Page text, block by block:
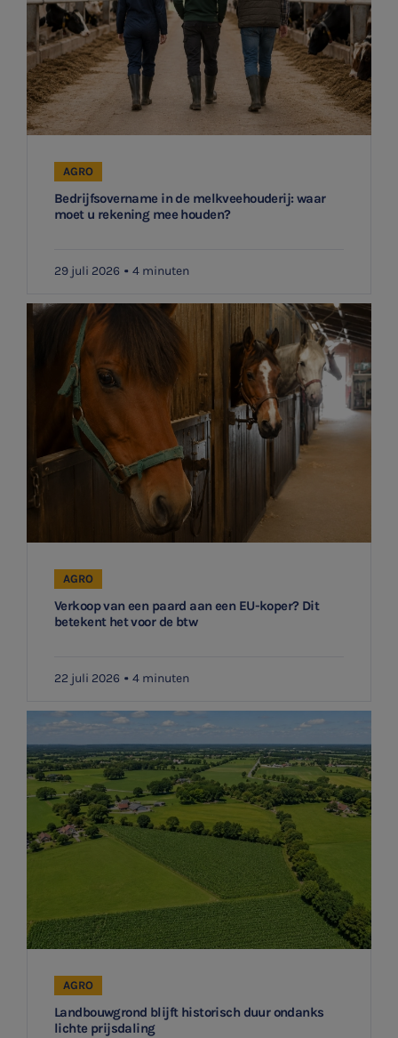
Bedrijfsovername in de melkveehouderij: waar
moet u rekening mee houden?
AGRO
29 juli 2026 4 minuten
Verkoop van een paard aan een EU-koper? Dit
betekent het voor de btw
AGRO
22 juli 2026 4 minuten
Landbouwgrond blijft historisch duur ondanks
lichte prijsdaling
AGRO